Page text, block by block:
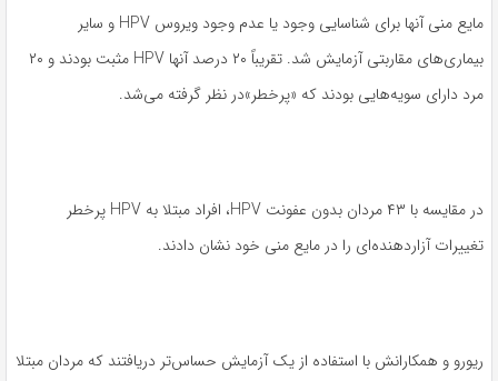
مایع منی آنها برای شناسایی وجود یا عدم وجود ویروس HPV و سایر
بیماری‌های مقاربتی آزمایش شد. تقریباً ۲۰ درصد آنها HPV مثبت بودند و ۲۰
مرد دارای سویه‌هایی بودند که «پرخطر»‌در نظر گرفته می‌شد.
در مقایسه با ۴۳ مردان بدون عفونت HPV، افراد مبتلا به HPV پرخطر
تغییرات آزاردهنده‌ای را در مایع منی خود نشان دادند.
ریورو و همکارانش با استفاده از یک آزمایش حساس‌تر دریافتند که مردان مبتلا